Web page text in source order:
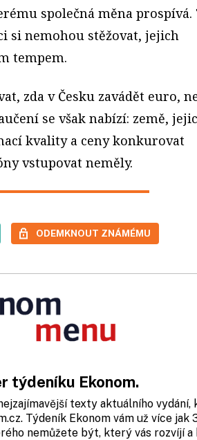
společná měna prospívá.
si nemohou stěžovat, jejich
tempem.
zda v Česku zavádět euro,
se však nabízí: země,
kvality a ceny konkurovat
vstupovat neměly.
ODEMKNOUT ZNÁMÉMU
týdeníku Ekonom.
texty aktuálního vydání,
Týdeník Ekonom vám už více jak
nemůžete být, který vás rozvíjí a